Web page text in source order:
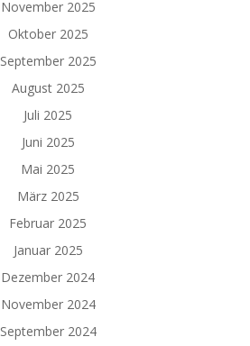
November 2025
Oktober 2025
September 2025
August 2025
Juli 2025
Juni 2025
Mai 2025
März 2025
Februar 2025
Januar 2025
Dezember 2024
November 2024
September 2024